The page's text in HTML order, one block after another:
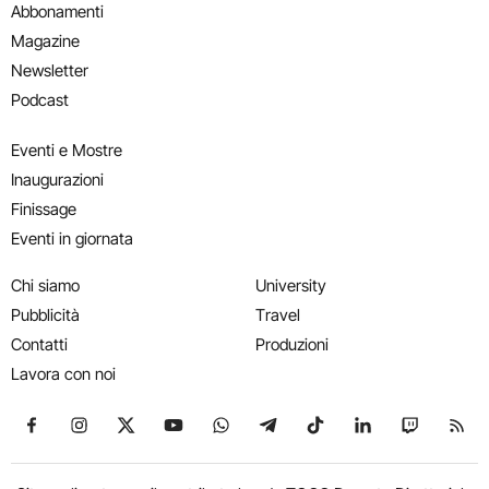
Abbonamenti
Magazine
Newsletter
Podcast
Eventi e Mostre
Inaugurazioni
Finissage
Eventi in giornata
Chi siamo
Pubblicità
Contatti
Lavora con noi
University
Travel
Produzioni
Seguici su Facebook
Seguici su Instagram
Seguici su X
Seguici su YouTube
Seguici su WhatsApp
Seguici su Telegram
Seguici su TikTok
Seguici su
Seguici